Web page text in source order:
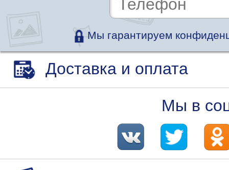
Мы гарантируем
Доставка и оплата
Мы в